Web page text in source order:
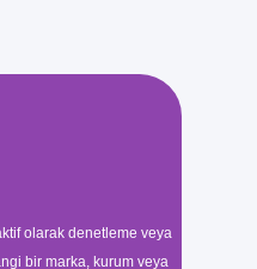
olarak denetleme veya
bir marka, kurum veya